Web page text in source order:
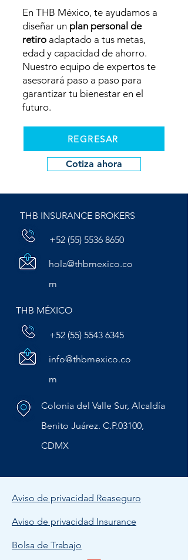
En THB México, te ayudamos a
diseñar un plan personal de
retiro adaptado a tus metas,
edad y capacidad de ahorro.
Nuestro equipo de expertos te
asesorará paso a paso para
garantizar tu bienestar en el
futuro.
REGRESAR
Cotiza ahora
THB INSURANCE BROKERS
+52 (55) 5536 8650
hola@thbmexico.co
m
THB MÉXICO
+52 (55) 5543 6345
info@thbmexico.co
m
Colonia del Valle Sur, Alcaldía
Benito Juárez. C.P.03100,
CDMX
Aviso de privacidad Reaseguro
Aviso de privacidad Insurance
Bolsa de Trabajo